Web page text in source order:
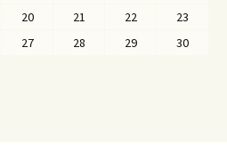
20 21 22
23
27 28 29
30